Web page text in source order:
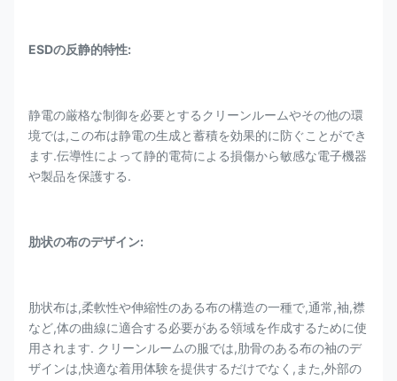
ESDの反静的特性:
静電の厳格な制御を必要とするクリーンルームやその他の環
境では,この布は静電の生成と蓄積を効果的に防ぐことができ
ます.伝導性によって静的電荷による損傷から敏感な電子機器
や製品を保護する.
肋状の布のデザイン:
肋状布は,柔軟性や伸縮性のある布の構造の一種で,通常,袖,襟
など,体の曲線に適合する必要がある領域を作成するために使
用されます. クリーンルームの服では,肋骨のある布の袖のデ
ザインは,快適な着用体験を提供するだけでなく,また,外部の